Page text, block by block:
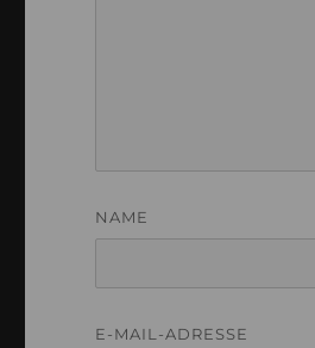
NAME
E-MAIL-ADRESSE